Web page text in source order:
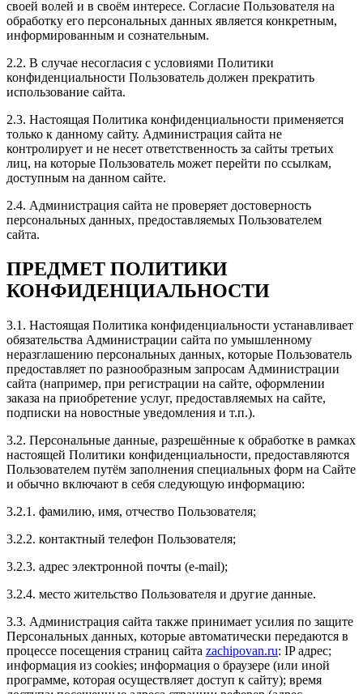
Хороший сервис по тюнингу авто. Персонал на все
интересующие вопросы отвечал. Цены приемлемые.
Широкий спектр услуг и качественное выполнение
работы. Спасибо, будем обращаться еще!
Рейтинг отзыва:5
Всем доброго дня! Обратился с вопросом советом по
как всё происходит и вырастает. Согласился
попробовать на 1 стейч. Договорились о встрече у
меня на адресе. Приехали как и договаривались,
тайны тюнинга. Всё подробно. Никаких камней не
оказалось, и решили залить программу. По времени
не так долго. Всё адаптировали, и сбылась мечта
Работает всё как и раньше плавно и без рывков. В
пробках нет никакой разницы. Но с низов машина
получила приличный прирост, даже на скорости при
нажатии на педаль ускорение значительное. Очень
доволен, и работой и подходом к своей работе.
Спасибо ребятам. Всем рекомендую. Извините за
корявый отзыв. Как смог. Октавия а7 1.8 . стало
Рейтинг отзыва:5
Отличный сервис по тюнингу автомобилей.
доступные. Большой выбор услуг и высокое качество
раз!
Рейтинг отзыва:5
своей волей и в своём интересе. Согласие Пользователя на
обработку его персональных данных является конкретным,
информированным и сознательным.
2.2. В случае несогласия с условиями Политики
конфиденциальности Пользователь должен прекратить
использование сайта.
2.3. Настоящая Политика конфиденциальности применяется
только к данному сайту. Администрация сайта не
контролирует и не несет ответственность за сайты третьих
лиц, на которые Пользователь может перейти по ссылкам,
доступным на данном сайте.
2.4. Администрация сайта не проверяет достоверность
персональных данных, предоставляемых Пользователем
сайта.
ПРЕДМЕТ ПОЛИТИКИ
КОНФИДЕНЦИАЛЬНОСТИ
3.1. Настоящая Политика конфиденциальности устанавливает
обязательства Администрации сайта по умышленному
неразглашению персональных данных, которые Пользователь
предоставляет по разнообразным запросам Администрации
сайта (например, при регистрации на сайте, оформлении
заказа на приобретение услуг, предоставляемых на сайте,
подписки на новостные уведомления и т.п.).
3.2. Персональные данные, разрешённые к обработке в рамках
настоящей Политики конфиденциальности, предоставляются
Пользователем путём заполнения специальных форм на Сайте
и обычно включают в себя следующую информацию:
3.2.1. фамилию, имя, отчество Пользователя;
3.2.2. контактный телефон Пользователя;
3.2.3. адрес электронной почты (e-mail);
3.2.4. место жительство Пользователя и другие данные.
3.3. Администрация сайта также принимает усилия по защите
Персональных данных, которые автоматически передаются в
процессе посещения страниц сайта zachipovan.ru: IP адрес;
информация из cookies; информация о браузере (или иной
программе, которая осуществляет доступ к сайту); время